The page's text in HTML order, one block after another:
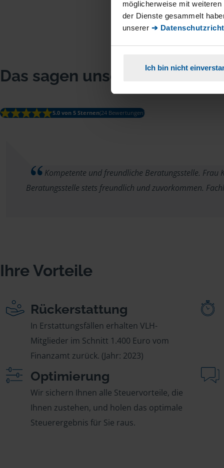
möglicherweise mit
der Dienste gesammelt
unserer ➔
Ich bin nicht
Das sagen unsere Mitglieder
5.0 von 5 Sternen(24 Bewertungen)
Kompetente und freundliche Beratungsstelle. Frau
Beratungsstelle stets freundlich und zuvorkommen.
Ihre Vorteile
Rückerstattung
In Erstattungsfällen erhalten VLH-
Mitglieder im Schnitt 1.400 Euro vom
Finanzamt zurück. (Jahr: 2023)
Optimierung
Wir sichern Ihnen alle Steuervorteile, die
Ihnen zustehen, und holen das optimale
Steuerergebnis für Sie raus.